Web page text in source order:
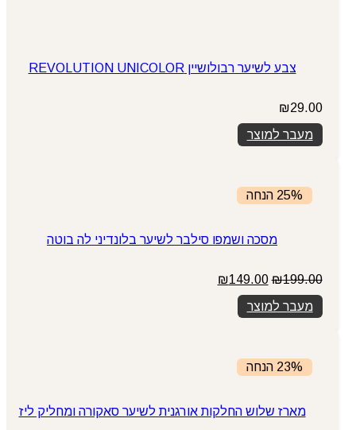
צבע לשיער רבולושיין REVOLUTION UNICOLOR
₪29.00
מעבר למוצר
25% הנחה
מסכה ושמפו סילבר לשיער בלונדיני לה בוטה
₪199.00
המחיר
המקורי
היה:
₪199.00.
₪149.00
מעבר למוצר
23% הנחה
מארז שלוש החלקות אורגנית לשיער סאקורה ומחליק ליז